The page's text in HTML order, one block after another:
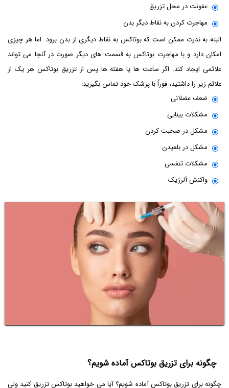
عفونت در محل تزریق
مهاجرت کردن به نقاط دیگر بدن
البته به ندرت ممکن است که بوتاکس به نقاط دیگری از بدن برود. اما هر چیزی
امکان دارد و با مهاجرت بوتاکس به قسمت های دیگر صورت در آنجا می تواند
علائمی ایجاد کند. اگر ساعت ها یا هفته ها پس از تزریق بوتاکس هر یک از
علائم زیر را داشتید، فوراً با پزشک خود تماس بگیرید:
ضعف عضلانی
مشکلات بینایی
مشکل در صحبت کردن
مشکل در بلعیدن
مشکلات تنفسی
واکنش آلرژیک
چگونه برای تزریق بوتاکس آماده شویم؟
چگونه برای تزریق بوتاکس آماده شویم؟ آیا می خواهید بوتاکس تزریق کنید ولی